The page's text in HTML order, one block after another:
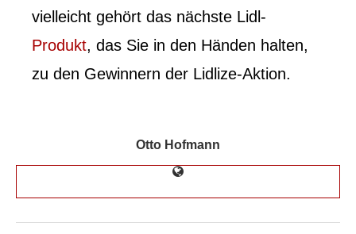
vielleicht gehört das nächste Lidl-
Produkt, das Sie in den Händen halten,
zu den Gewinnern der Lidlize-Aktion.
Otto Hofmann